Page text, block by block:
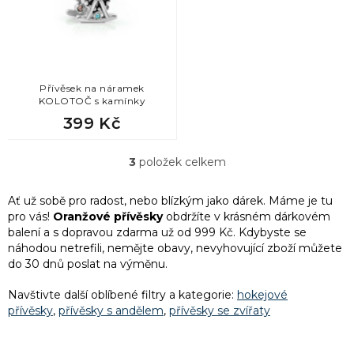
Přívěsek na náramek
KOLOTOČ s kamínky
399 Kč
O
l
á
d
a
c
p
r
v
3položek celkem
Ať už sobě pro radost, nebo blízkým jako dárek. Máme je tu
pro vás! Oranžové přívěsky obdržíte v krásném dárkovém
balení a s dopravou zdarma už od 999 Kč. Kdybyste se
náhodou netrefili, nemějte obavy, nevyhovující zboží můžete
do 30 dnů poslat na výměnu.
Navštivte další oblíbené filtry a kategorie: hokejové
přívěsky, přívěsky s andělem, přívěsky se zvířaty